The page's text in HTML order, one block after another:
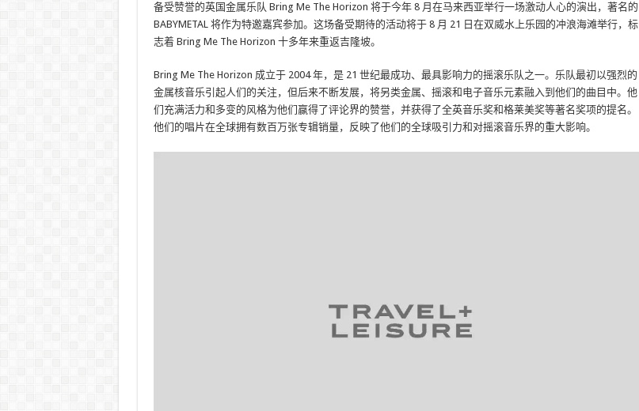
备受赞誉的英国金属乐队 Bring Me The Horizo​​n 将于今年 8 月在马来西亚举行一场激动人心的演出，著名的
BABYMETAL 将作为特邀嘉宾参加。这场备受期待的活动将于 8 月 21 日在双威水上乐园的冲浪海滩举行，标
志着 Bring Me The Horizo​​n 十多年来重返吉隆坡。
Bring Me The Horizo​​n 成立于 2004 年，是 21 世纪最成功、最具影响力的摇滚乐队之一。乐队最初以强烈的
金属核音乐引起人们的关注，但后来不断发展，将另类金属、摇滚和电子音乐元素融入到他们的曲目中。他
们充满活力和多变的风格为他们赢得了评论界的赞誉，并获得了全英音乐奖和格莱美奖等著名奖项的提名。
他们的唱片在全球拥有数百万张专辑销量，反映了他们的全球吸引力和对摇滚音乐界的重大影响。